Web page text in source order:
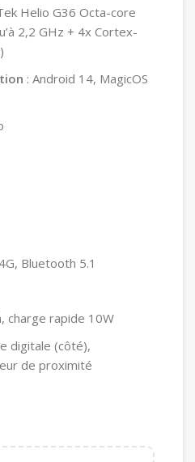
Helio G36 Octa-core
2,2 GHz + 4x Cortex-
: Android 14, MagicOS
Bluetooth 5.1
charge rapide 10W
digitale (côté),
de proximité